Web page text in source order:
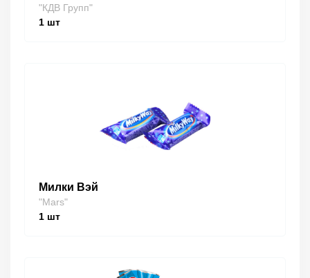
"КДВ Групп"
1 шт
Милки Вэй
"Mars"
1 шт